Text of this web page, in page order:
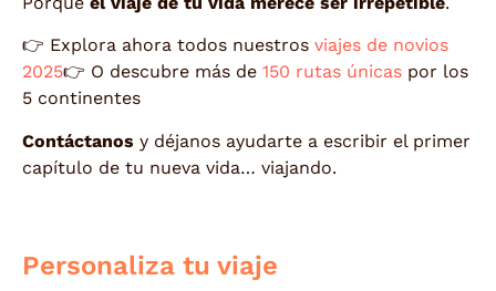
👉 Explora ahora todos nuestros viajes de novios
2025👉 O descubre más de 150 rutas únicas por los
5 continentes
Contáctanos y déjanos ayudarte a escribir el primer
capítulo de tu nueva vida… viajando.
Personaliza tu viaje